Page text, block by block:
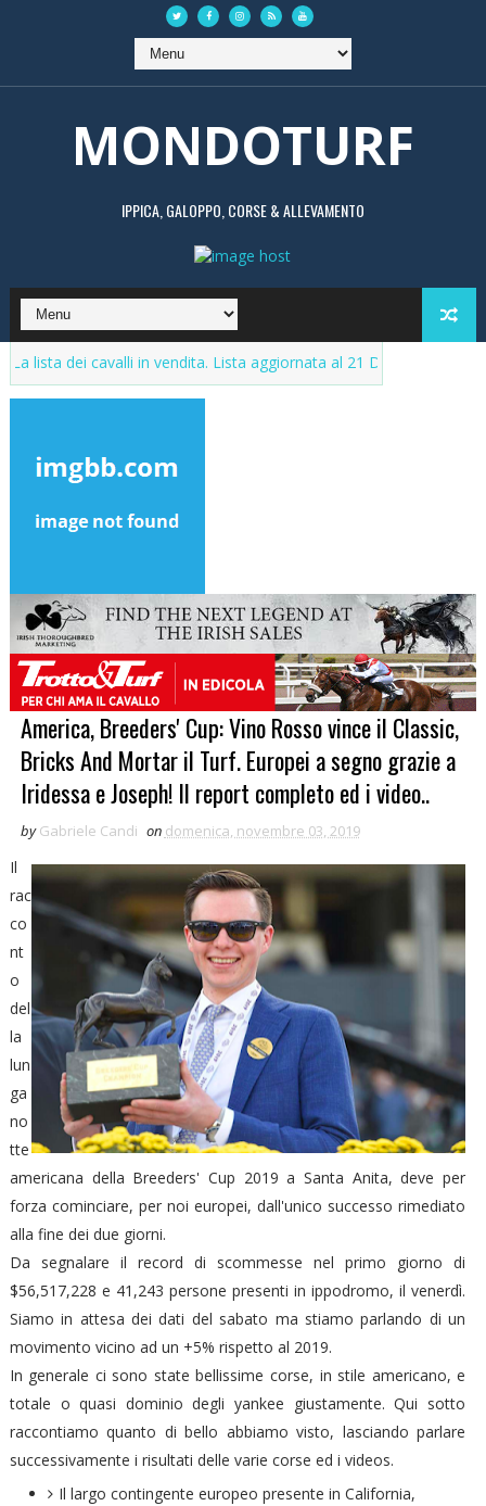
MONDOTURF
IPPICA, GALOPPO, CORSE & ALLEVAMENTO
cavalli in vendita. Lista aggiornata al 21 Dicembre 2023
America, Breeders' Cup: Vino Rosso vince il Classic,
Bricks And Mortar il Turf. Europei a segno grazie a
Iridessa e Joseph! Il report completo ed i video..
by Gabriele Candi on domenica, novembre 03, 2019
Il
rac
co
nt
o
del
la
lun
ga
no
tte
americana della Breeders' Cup 2019 a Santa Anita, deve per
forza cominciare, per noi europei, dall'unico successo rimediato
alla fine dei due giorni.
Da segnalare il record di scommesse nel primo giorno di
$56,517,228 e 41,243 persone presenti in ippodromo, il venerdì.
Siamo in attesa dei dati del sabato ma stiamo parlando di un
movimento vicino ad un +5% rispetto al 2019.
In generale ci sono state bellissime corse, in stile americano, e
totale o quasi dominio degli yankee giustamente. Qui sotto
raccontiamo quanto di bello abbiamo visto, lasciando parlare
successivamente i risultati delle varie corse ed i videos.
Il largo contingente europeo presente in California,